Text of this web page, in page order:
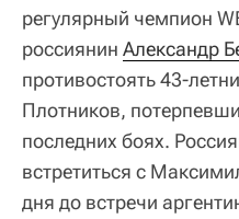
регулярный чемпион
россиянин Александр
противостоять 43-
Плотников,
последних боях.
встретиться с
дня до встречи